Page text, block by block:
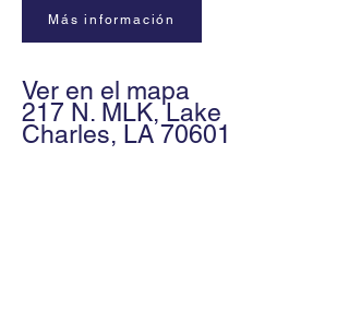
Más información
Ver en el mapa
217 N. MLK, Lake
Charles, LA 70601